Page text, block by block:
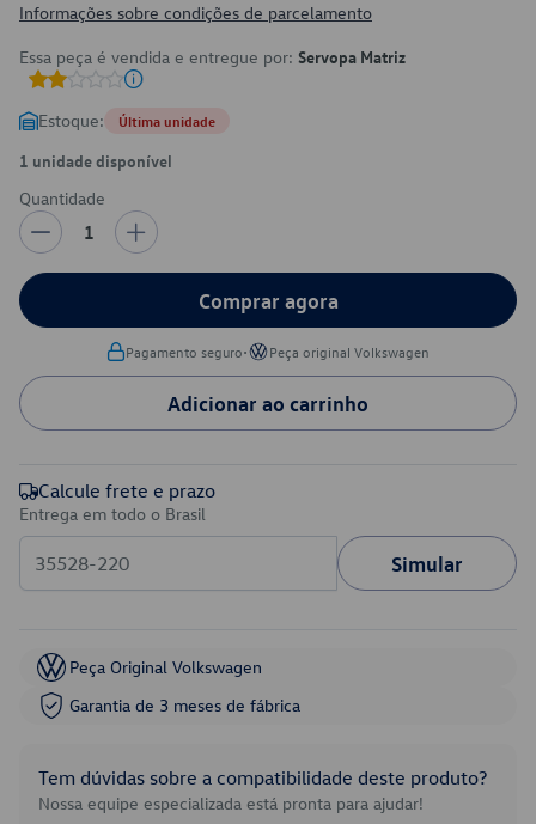
Informações sobre condições de parcelamento
Essa peça é vendida e entregue por: Servopa Matriz
Estoque: Última unidade
1 unidade disponível
Quantidade
1
Comprar agora
Pagamento seguro• Peça original Volkswagen
Adicionar ao carrinho
Calcule frete e prazo
Entrega em todo o Brasil
Simular
Peça Original Volkswagen
Garantia de 3 meses de fábrica
Tem dúvidas sobre a compatibilidade deste produto?
Nossa equipe especializada está pronta para ajudar!